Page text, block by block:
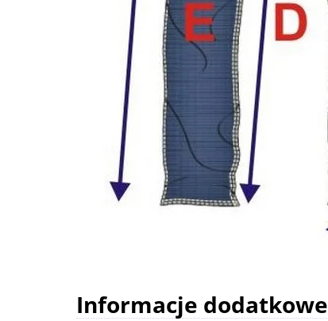
Informacje dodatkowe